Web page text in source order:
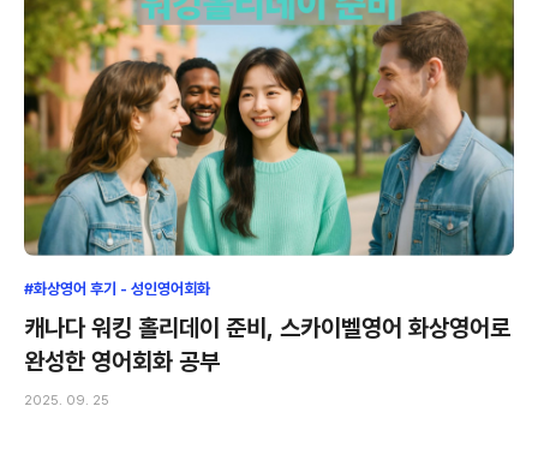
#화상영어 후기 - 성인영어회화
캐나다 워킹 홀리데이 준비, 스카이벨영어 화상영어로
완성한 영어회화 공부
2025. 09. 25